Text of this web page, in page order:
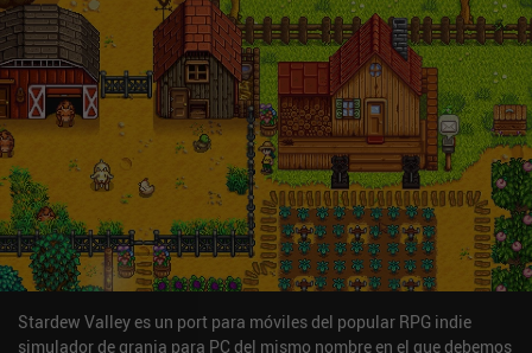
perfecto. El D-pad en pantalla es tosco, ya que no podemos
cambiar de dirección sin movernos. Esto hace que la agricultura y
las acciones precisas sean un poco frustrantes, aunque jugar con
un mando externo lo alivia por completo. La progresión también se
hace pesada a veces, y a menudo me he encontrado deseando que
las animaciones y la jugabilidad en general fueran un poco más
rápidas. El lado positivo es que el juego permite el guardado
cruzado entre PC y móvil. A pesar de estos pequeños
inconvenientes, Chronomon brilla por su creatividad. La forma en
que combina las batallas contra monstruos en grupo, la
agricultura y la vida en la ciudad lo convierten en algo más que
otro juego similar a Pokémon. Si disfrutas con cualquiera de estos
aspectos, aquí encontrarás mucho que te encantará. Chronomon
es un juego premium de 9,99 $ que merece la pena para cualquiera
Stardew Valley es un port para móviles del popular RPG indie
simulador de granja para PC del mismo nombre en el que debemos